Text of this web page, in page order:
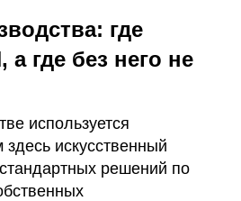
где
где без него не
используется
искусственный
решений по